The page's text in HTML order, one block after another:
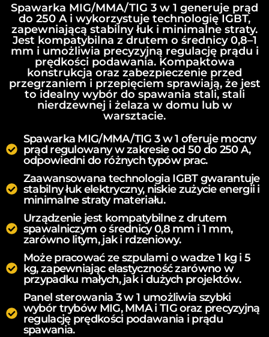
Spawarka MIG/MMA/TIG 3 w 1 generuje prąd
do 250 A i wykorzystuje technologię IGBT,
zapewniającą stabilny łuk i minimalne straty.
Jest kompatybilna z drutem o średnicy 0,8–1
mm i umożliwia precyzyjną regulację prądu i
prędkości podawania. Kompaktowa
konstrukcja oraz zabezpieczenie przed
przegrzaniem i przepięciem sprawiają, że jest
to idealny wybór do spawania stali, stali
nierdzewnej i żelaza w domu lub w
warsztacie.
Spawarka MIG/MMA/TIG 3 w 1 oferuje mocny
prąd regulowany w zakresie od 50 do 250 A,
odpowiedni do różnych typów prac.
Zaawansowana technologia IGBT gwarantuje
stabilny łuk elektryczny, niskie zużycie energii i
minimalne straty materiału.
Urządzenie jest kompatybilne z drutem
spawalniczym o średnicy 0,8 mm i 1 mm,
zarówno litym, jak i rdzeniowy.
Może pracować ze szpulami o wadze 1 kg i 5
kg, zapewniając elastyczność zarówno w
przypadku małych, jak i dużych projektów.
Panel sterowania 3 w 1 umożliwia szybki
wybór trybów MIG, MMA i TIG oraz precyzyjną
regulację prędkości podawania i prądu
spawania.